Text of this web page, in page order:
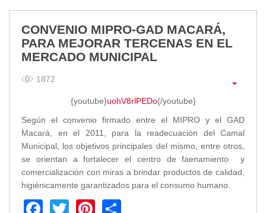
CONVENIO MIPRO-GAD MACARÁ,
PARA MEJORAR TERCENAS EN EL
MERCADO MUNICIPAL
1872
{youtube}uohV8rlPEDo{/youtube}
Según el convenio firmado entre el MIPRO y el GAD
Macará, en el 2011, para la readecuación del Camal
Municipal, los objetivos principales del mismo, entre otros,
se orientan a fortalecer el centro de faenamiento y
comercialización con miras a brindar productos de calidad,
higiénicamente garantizados para el consumo humano.
Facebook
TwitterPinterest
Parques
Balnearios
Petroglifos
Numbiaranga
Plan de Desarrollo Turístico
Obras
Asambleas
Convenios
Eventos
Reuniones